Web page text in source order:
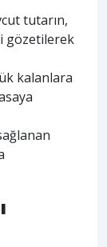
tutarın,
gözetilerek
kalanlara